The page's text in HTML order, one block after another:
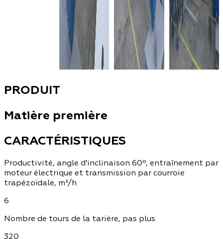
PRODUIT
Matière première
CARACTÉRISTIQUES
Productivité, angle d'inclinaison 60º, entraînement par
moteur électrique et transmission par courroie
trapézoïdale, m³/h
6
Nombre de tours de la tarière, pas plus
320